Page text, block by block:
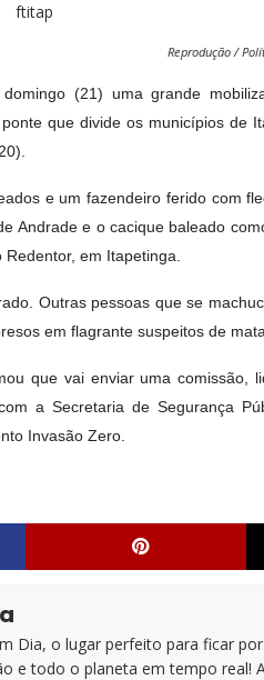
Reprodução /
(21) uma grande
que divide os municípios de
e um fazendeiro ferido com
Andrade e o cacique baleado
em Itapetinga.
Outras pessoas que se
em flagrante suspeitos de
que vai enviar uma comissão,
a Secretaria de Segurança
Invasão Zero.
Dia, o lugar perfeito para ficar
e todo o planeta em tempo real!